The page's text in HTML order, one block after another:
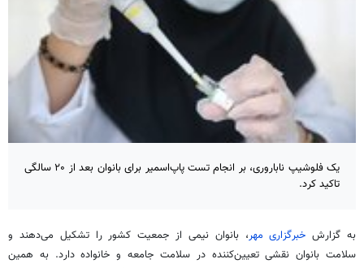
یک فلوشیپ ناباروری، بر انجام تست پاپ‌اسمیر برای بانوان بعد از ۲۰ سالگی
تاکید کرد.
به گزارش خبرگزاری مهر، بانوان نیمی از جمعیت کشور را تشکیل می‌دهند و
سلامت بانوان نقشی تعیین‌کننده در سلامت جامعه و خانواده دارد. به همین